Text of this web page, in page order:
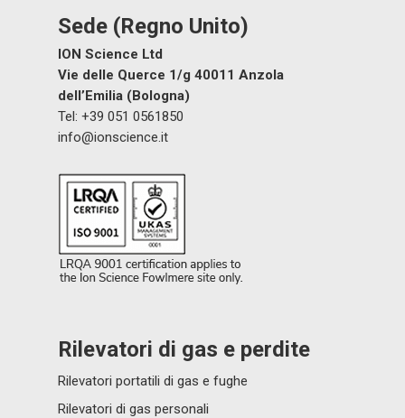
Sede (Regno Unito)
ION Science Ltd
Vie delle Querce 1/g 40011 Anzola
dell’Emilia (Bologna)
Tel: +39 051 0561850
info@ionscience.it
Rilevatori di gas e perdite
Rilevatori portatili di gas e fughe
Rilevatori di gas personali
Sensori e componenti